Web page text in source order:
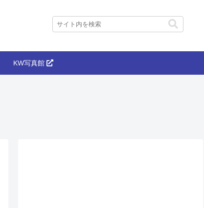
KW写真館